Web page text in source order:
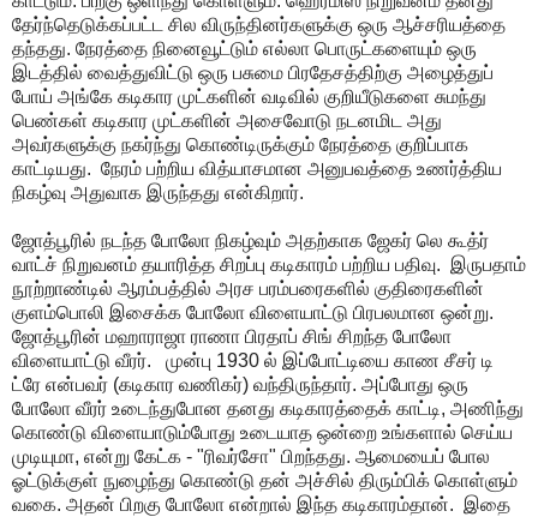
தேர்ந்தெடுக்கப்பட்ட சில விருந்தினர்களுக்கு ஒரு ஆச்சரியத்தை
தந்தது. நேரத்தை நினைவூட்டும் எல்லா பொருட்களையும் ஒரு
இடத்தில் வைத்துவிட்டு ஒரு பசுமை பிரதேசத்திற்கு அழைத்துப்
போய் அங்கே கடிகார முட்களின் வடிவில் குறியீடுகளை சுமந்து
பெண்கள் கடிகார முட்களின் அசைவோடு நடனமிட அது
அவர்களுக்கு நகர்ந்து கொண்டிருக்கும் நேரத்தை குறிப்பாக
காட்டியது. நேரம் பற்றிய வித்யாசமான அனுபவத்தை உணர்த்திய
நிகழ்வு அதுவாக இருந்தது என்கிறார்.
ஜோத்பூரில் நடந்த போலோ நிகழ்வும் அதற்காக ஜேகர் லெ கூத்ர்
வாட்ச் நிறுவனம் தயாரித்த சிறப்பு கடிகாரம் பற்றிய பதிவு. இருபதாம்
நூற்றாண்டில் ஆரம்பத்தில் அரச பரம்பரைகளில் குதிரைகளின்
குளம்பொலி இசைக்க போலோ விளையாட்டு பிரபலமான ஒன்று.
ஜோத்பூரின் மஹாராஜா ராணா பிரதாப் சிங் சிறந்த போலோ
விளையாட்டு வீரர். முன்பு 1930 ல் இப்போட்டியை காண சீசர் டி
ட்ரே என்பவர் (கடிகார வணிகர்) வந்திருந்தார். அப்போது ஒரு
போலோ வீரர் உடைந்துபோன தனது கடிகாரத்தைக் காட்டி, அணிந்து
கொண்டு விளையாடும்போது உடையாத ஒன்றை உங்களால் செய்ய
முடியுமா, என்று கேட்க - "ரிவர்சோ" பிறந்தது. ஆமையைப் போல
ஓட்டுக்குள் நுழைந்து கொண்டு தன் அச்சில் திரும்பிக் கொள்ளும்
வகை. அதன் பிறகு போலோ என்றால் இந்த கடிகாரம்தான். இதை